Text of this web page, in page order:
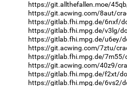
https://git.allthefallen.moe/
https://git.acwing.com/8aut/
https://gitlab.fhi.mpg.de/6nxf/
https://gitlab.fhi.mpg.de/v3lg/
https://gitlab.fhi.mpg.de/u6ey/
https://git.acwing.com/7ztu/
https://gitlab.fhi.mpg.de/
https://git.acwing.com/40z9/
https://gitlab.fhi.mpg.de/f2xt/
https://gitlab.fhi.mpg.de/6vs2/